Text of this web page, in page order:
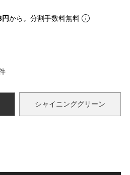
円から。分割手数料無料
シャイニンググリーン